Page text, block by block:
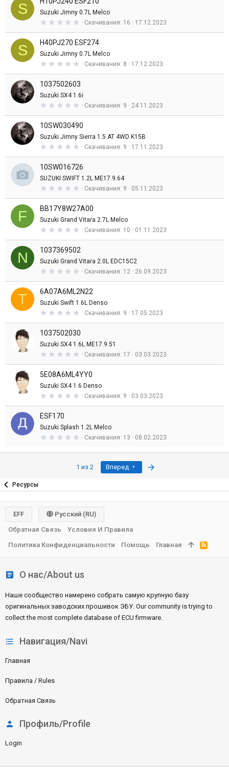
0
з
в
е
з
д
S Suzuki Jimny 0.7L Melco
0
0
з
в
е
з
д
Скачивания 16 17.12.2023
S H40PJ270 ESF274
Suzuki Jimny 0.7L Melco
0
0
з
в
е
з
д
Скачивания 8 17.12.2023
1037502603
Suzuki SX4 1.6i
0
0
з
в
е
з
д
Скачивания 9 24.11.2023
10SW030490
Suzuki Jimny Sierra 1.5 AT 4WD K15B
0
0
з
в
е
з
д
Скачивания 9 17.11.2023
10SW016726
SUZUKI SWIFT 1.2L ME17.9.64
0
0
з
в
е
з
д
Скачивания 9 05.11.2023
F BB17Y8W27A00
Suzuki Grand Vitara 2.7L Melco
0
0
з
в
е
з
д
Скачивания 10 01.11.2023
N 1037369502
Suzuki Grand Vitara 2.0L EDC15C2
0
0
з
в
е
з
д
Скачивания 12 26.09.2023
T 6A07A6ML2N22
Suzuki Swift 1.6L Denso
0
0
з
в
е
з
д
Скачивания 9 17.05.2023
1037502030
Suzuki SX4 1.6L ME17.9.51
0
0
з
в
е
з
Скачивания 17 03.03.2023
5E08A6ML4YY0
Suzuki SX4 1.6 Denso
0
з
в
е
д
Скачивания 9 03.03.2023
ESF170
Suzuki Splash 1.2L Melco
0
0
з
Скачивания 13 08.02.2023
1 из 2 Вперед
Ресурсы
О нас/About us
Наше сообщество намерено собрать самую крупную базу
оригинальных заводских прошивок ЭБУ. Our community is trying to
collect the most complete database of ECU firmware.
Навигация/Navi
Главная
Правила / Rules
Обратная Связь
Профиль/Profile
Login
EFF
Русский (RU)
Обратная Связь
Условия И Правила
Политика Конфиденциальности
Помощь Главная
R
S